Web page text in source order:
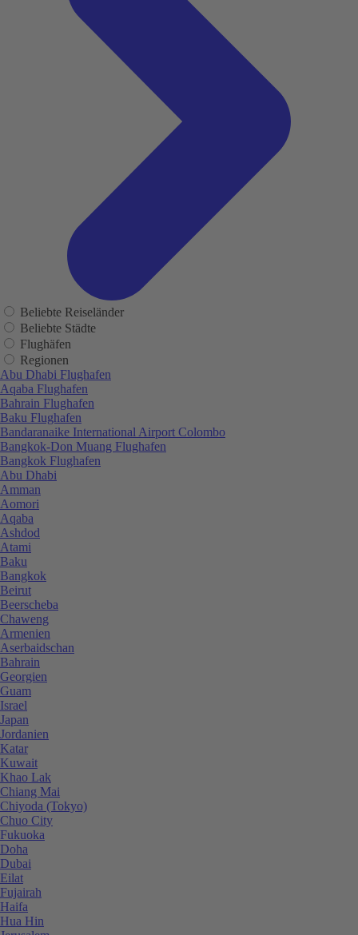
Beliebte Reiseländer
Beliebte Städte
Flughäfen
Regionen
Abu Dhabi Flughafen
Aqaba Flughafen
Bahrain Flughafen
Baku Flughafen
Bandaranaike International Airport Colombo
Bangkok-Don Muang Flughafen
Bangkok Flughafen
Abu Dhabi
Amman
Aomori
Aqaba
Ashdod
Atami
Baku
Bangkok
Beirut
Beerscheba
Chaweng
Armenien
Aserbaidschan
Bahrain
Georgien
Guam
Israel
Japan
Jordanien
Katar
Kuwait
Khao Lak
Chiang Mai
Chiyoda (Tokyo)
Chuo City
Fukuoka
Doha
Dubai
Eilat
Fujairah
Haifa
Hua Hin